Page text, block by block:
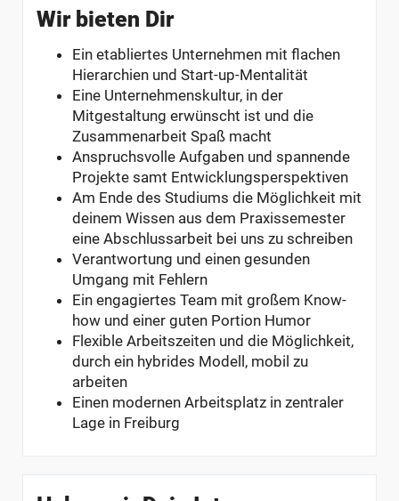
Wir bieten Dir
Ein etabliertes Unternehmen mit flachen
Hierarchien und Start-up-Mentalität
Eine Unternehmenskultur, in der
Mitgestaltung erwünscht ist und die
Zusammenarbeit Spaß macht
Anspruchsvolle Aufgaben und spannende
Projekte samt Entwicklungsperspektiven
Am Ende des Studiums die Möglichkeit mit
deinem Wissen aus dem Praxissemester
eine Abschlussarbeit bei uns zu schreiben
Verantwortung und einen gesunden
Umgang mit Fehlern
Ein engagiertes Team mit großem Know-
how und einer guten Portion Humor
Flexible Arbeitszeiten und die Möglichkeit,
durch ein hybrides Modell, mobil zu
arbeiten
Einen modernen Arbeitsplatz in zentraler
Lage in Freiburg